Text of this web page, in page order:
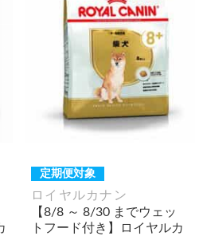
定期便対象
ロイヤルカナン
【8/8 ～ 8/30 までウェッ
トフード付き】ロイヤルカ